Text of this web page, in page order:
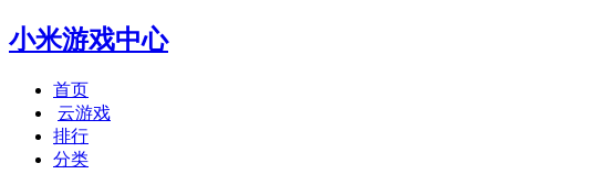
小米游戏中心
首页
云游戏
排行
分类